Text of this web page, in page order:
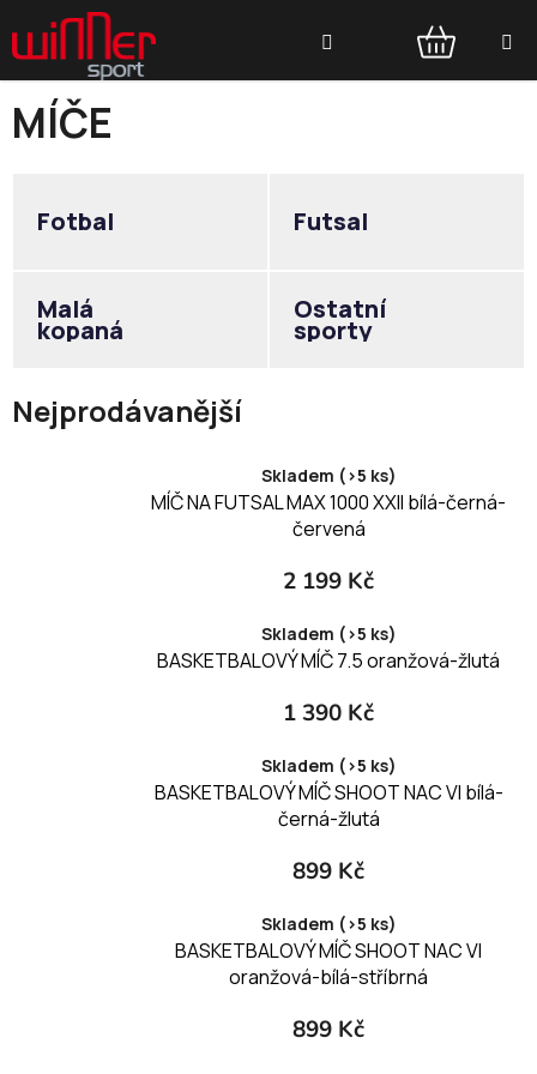
na
obsah
NÁKUPNÍ
MÍČE
Fotbal Futsal
Malá
kopaná
Ostatní
sporty
Nejprodávanější
Skladem (>5 ks)
MÍČ NA FUTSAL MAX 1000 XXII bílá-černá-
červená
2 199 Kč
Skladem (>5 ks)
BASKETBALOVÝ MÍČ 7.5 oranžová-žlutá
1 390 Kč
Skladem (>5 ks)
BASKETBALOVÝ MÍČ SHOOT NAC VI bílá-
černá-žlutá
899 Kč
Skladem (>5 ks)
BASKETBALOVÝ MÍČ SHOOT NAC VI
oranžová-bílá-stříbrná
899 Kč